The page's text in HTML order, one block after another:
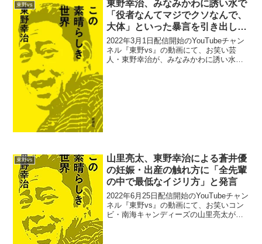
東野vs
東野幸治、みなみかわに誘い水で
「役者なんてマジでクソなんで、
大体」といった暴言を引き出して
爆笑
2022年3月1日配信開始のYouTubeチャン
ネル『東野vs』の動画にて、お笑い芸
人・東野幸治が、みなみかわに誘い水で
東野vs
山里亮太、東野幸治による蒼井優
の妊娠・出産の触れ方に「全先輩
の中で最低なイジリ方」と発言
2022年6月25日配信開始のYouTubeチャン
ネル『東野vs』の動画にて、お笑いコン
ビ・南海キャンディーズの山里亮太が、